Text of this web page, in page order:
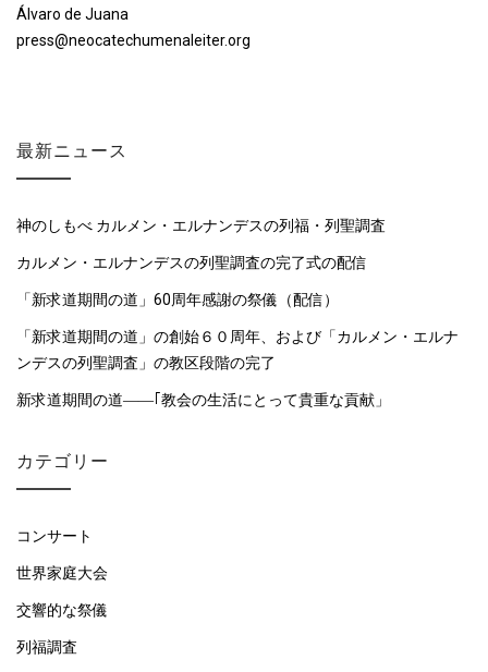
Álvaro de Juana
press@neocatechumenaleiter.org
最新ニュース
神のしもべ カルメン・エルナンデスの列福・列聖調査
カルメン・エルナンデスの列聖調査の完了式の配信
「新求道期間の道」60周年感謝の祭儀（配信）
「新求道期間の道」の創始６０周年、および「カルメン・エルナ
ンデスの列聖調査」の教区段階の完了
新求道期間の道――｢教会の生活にとって貴重な貢献」
カテゴリー
コンサート
世界家庭大会
交響的な祭儀
列福調査